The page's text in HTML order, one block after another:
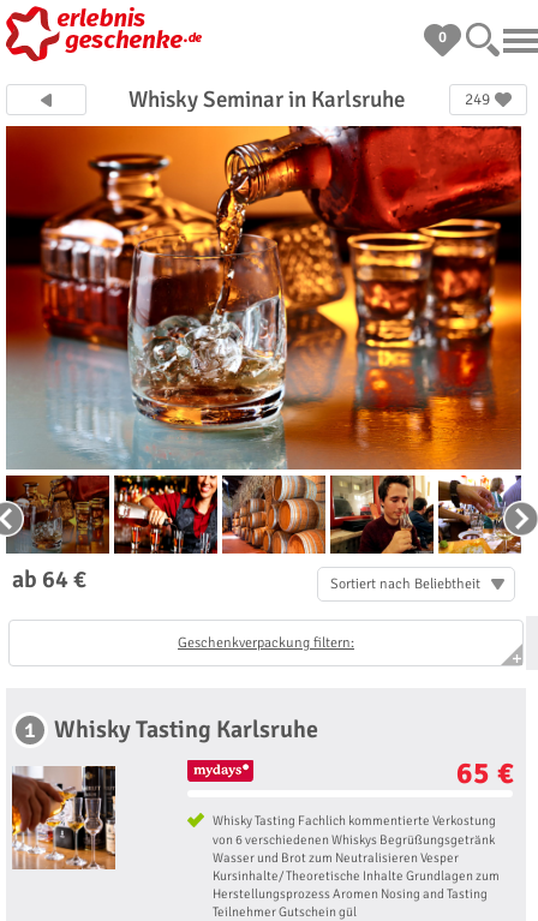
0
Whisky Seminar in Karlsruhe 249
ab 64 € Sortiert nach Beliebtheit
Geschenkverpackung filtern:
1 Whisky Tasting Karlsruhe
65 €
Whisky Tasting Fachlich kommentierte Verkostung
von 6 verschiedenen Whiskys Begrüßungsgetränk
Wasser und Brot zum Neutralisieren Vesper
Kursinhalte/ Theoretische Inhalte Grundlagen zum
Herstellungsprozess Aromen Nosing and Tasting
Teilnehmer Gutschein gül